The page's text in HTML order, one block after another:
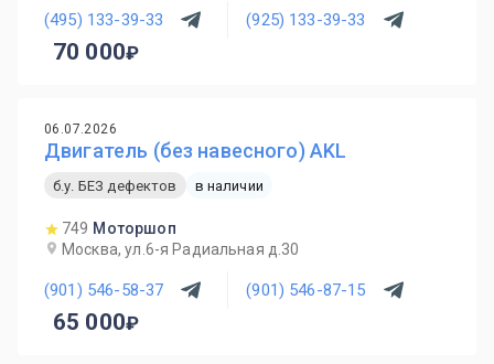
(495) 133-39-33 (925) 133-39-33
70 000
06.07.2026
Двигатель (без навесного) AKL
б.у. БЕЗ дефектов в наличии
749 Моторшоп
Москва, ул.6-я Радиальная д.30
(901) 546-58-37 (901) 546-87-15
65 000